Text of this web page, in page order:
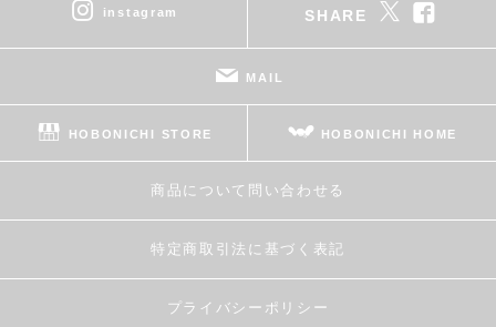
instagram SHARE
MAIL
HOBONICHI STORE HOBONICHI HOME
商品について問い合わせる
特定商取引法に基づく表記
プライバシーポリシー